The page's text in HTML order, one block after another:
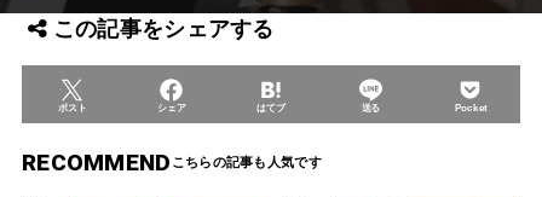
この記事をシェアする
ポスト シェア はてブ 送る Pocket
RECOMMEND